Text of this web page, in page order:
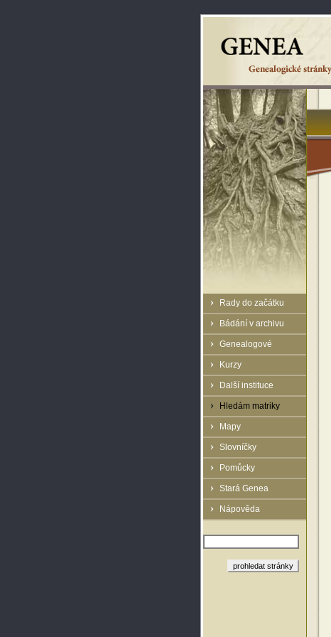
Rady do začátku
Bádání v archivu
Genealogové
Kurzy
Další instituce
Hledám matriky
Mapy
Slovníčky
Pomůcky
Stará Genea
Nápověda